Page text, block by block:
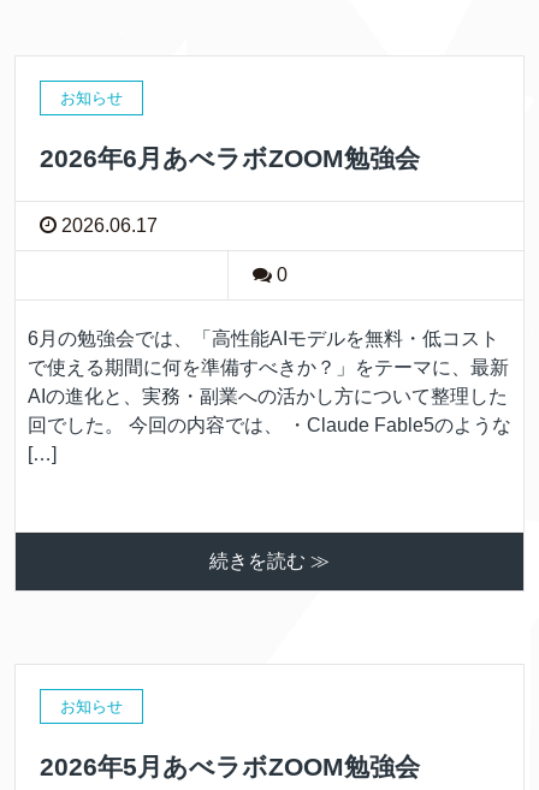
お知らせ
2026年6月あべラボZOOM勉強会
2026.06.17
0
6月の勉強会では、「高性能AIモデルを無料・低コスト
で使える期間に何を準備すべきか？」をテーマに、最新
AIの進化と、実務・副業への活かし方について整理した
回でした。 今回の内容では、 ・Claude Fable5のような
[…]
続きを読む ≫
お知らせ
2026年5月あべラボZOOM勉強会